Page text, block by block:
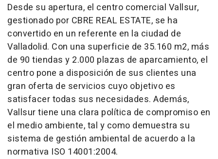
Desde su apertura, el centro comercial Vallsur,
gestionado por CBRE REAL ESTATE, se ha
convertido en un referente en la ciudad de
Valladolid. Con una superficie de 35.160 m2, más
de 90 tiendas y 2.000 plazas de aparcamiento, el
centro pone a disposición de sus clientes una
gran oferta de servicios cuyo objetivo es
satisfacer todas sus necesidades. Además,
Vallsur tiene una clara política de compromiso en
el medio ambiente, tal y como demuestra su
sistema de gestión ambiental de acuerdo a la
normativa ISO 14001:2004.